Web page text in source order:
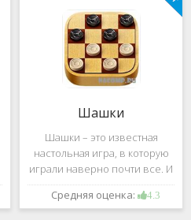
которую мы вам предложим
ниже и о
Шашки
Шашки – это известная
настольная игра, в которую
играли наверно почти все. И
это не странно. Эта игра
имеет не сложные правила и
Средняя оценка: 4.3